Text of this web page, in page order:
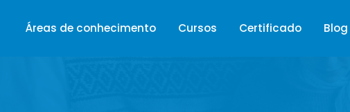
Áreas de conhecimento Cursos Certificado Blog